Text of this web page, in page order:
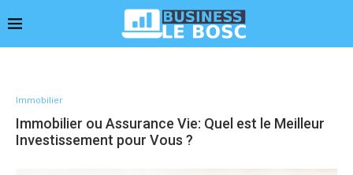
Immobilier
Immobilier ou Assurance Vie: Quel est le Meilleur
Investissement pour Vous ?